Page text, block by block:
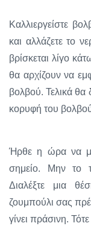
Καλλιεργείστε
και αλλάζετε το
βρίσκεται λίγο
θα αρχίζουν να
βολβού. Τελικά θα
κορυφή του
Ήρθε η ώρα να
σημείο. Μην το
Διαλέξτε μια
ζουμπούλι σας
γίνει πράσινη.